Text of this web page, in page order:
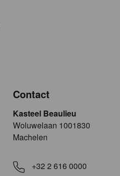
Contact
Kasteel Beaulieu
​​​Woluwelaan 1001830
Machelen
+32 2 616 0000